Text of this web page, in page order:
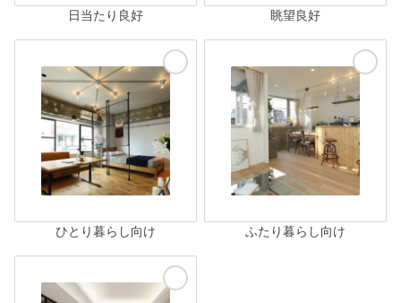
日当たり良好 眺望良好
ひとり暮らし向け ふたり暮らし向け